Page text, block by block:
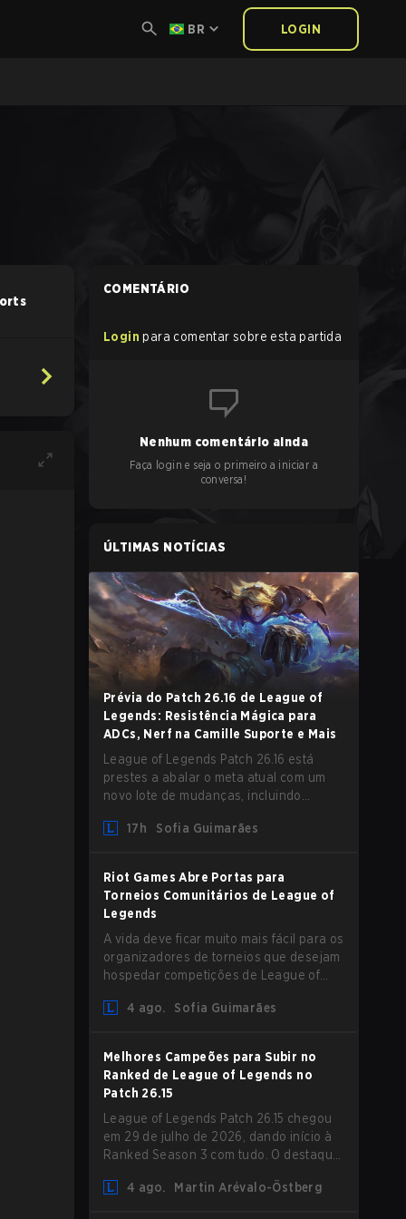
BR LOGIN
COMENTÁRIO
Login para comentar sobre esta partida
Nenhum comentário ainda
Faça login e seja o primeiro a iniciar a
conversa!
ÚLTIMAS NOTÍCIAS
Prévia do Patch 26.16 de League of
Legends: Resistência Mágica para
ADCs, Nerf na Camille Suporte e Mais
League of Legends Patch 26.16 está
prestes a abalar o meta atual com um
novo lote de mudanças, incluindo
nerfs em Camille que podem impactar
17h Sofia Guimarães
Riot Games Abre Portas para
Torneios Comunitários de League of
Legends
A vida deve ficar muito mais fácil para os
organizadores de torneios que desejam
hospedar competições de League of
suas Diretrizes de Competições
4 ago. Sofia Guimarães
Melhores Campeões para Subir no
Ranked de League of Legends no
Patch 26.15
League of Legends Patch 26.15 chegou
em 29 de julho de 2026, dando início à
Ranked Season 3 com tudo. O destaque
a última atualização também trouxe
4 ago. Martin Arévalo-Östberg